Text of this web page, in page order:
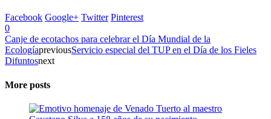
Facebook Google+ Twitter Pinterest
0
Canje de ecotachos para celebrar el Día Mundial de la
EcologíapreviousServicio especial del TUP en el Día de los Fieles
Difuntosnext
More posts